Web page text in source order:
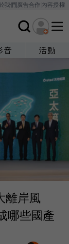
我們廣告合作內容授權
音 活動
離岸風
哪些國產